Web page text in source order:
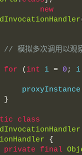
new
// 模拟多次调用以观
for
( int i = 0 ; i
            proxyInstance
}
class
{
private
final